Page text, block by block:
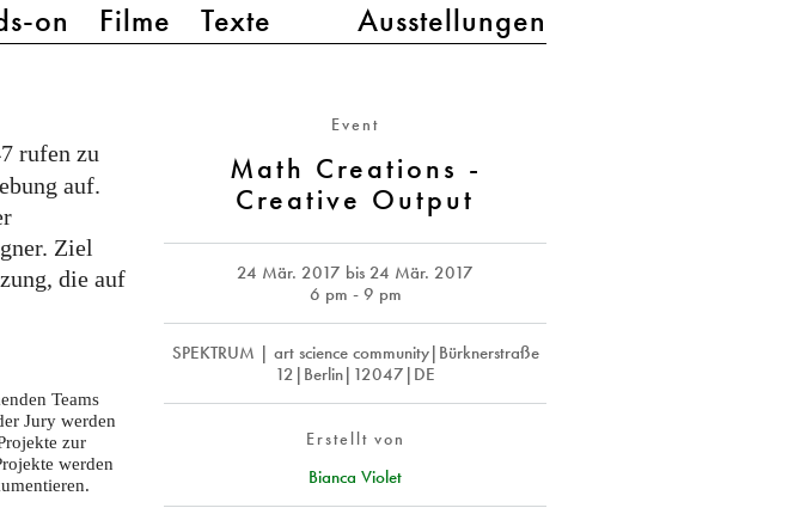
on Filme Texte Ausstellungen
Event
Math Creations -
Creative Output
24 Mär. 2017 bis 24 Mär. 2017
6 pm - 9 pm
SPEKTRUM | art science community|Bürknerstraße
12|Berlin|12047|DE
Erstellt von
Bianca Violet
rufen zu
auf.
Ziel
die auf
Teams
Jury werden
zur
werden